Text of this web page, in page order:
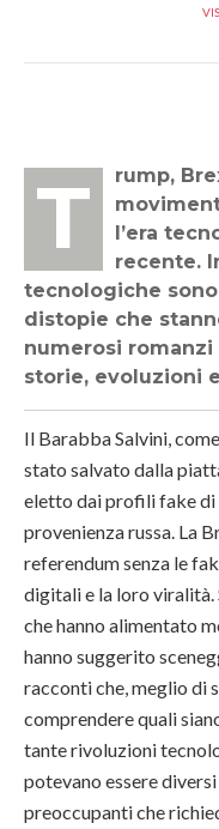
Trump, Brexit, piattaforme Rousseau e
l’era
recente.
tecnologiche
distopie che
numerosi
storie, evoluzioni
Il Barabba Salvini,
stato salvato dalla
eletto dai profili fake
provenienza russa. La
referendum senza le
digitali e la loro
che hanno alimentato
hanno suggerito
racconti che, meglio di
comprendere quali
tante rivoluzioni
potevano essere
preoccupanti che